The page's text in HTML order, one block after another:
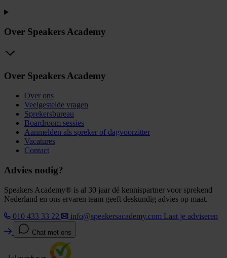
Over Speakers Academy
Over Speakers Academy
Over ons
Veelgestelde vragen
Sprekersbureau
Boardroom sessies
Aanmelden als spreker of dagvoorzitter
Vacatures
Contact
Advies nodig?
Speakers Academy® is al 30 jaar dé kennispartner voor sprekend
Nederland en ons ervaren team geeft deskundig advies op maat.
010 433 33 22
info@speakersacademy.com Laat je adviseren
Chat met ons